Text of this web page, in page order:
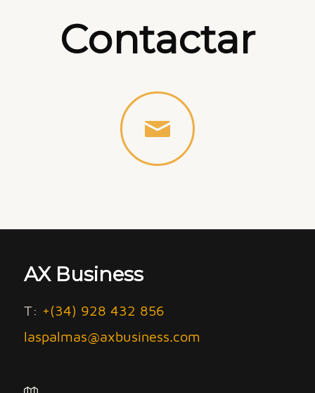
Contactar
AX Business
T: +(34) 928 432 856
laspalmas@axbusiness.com